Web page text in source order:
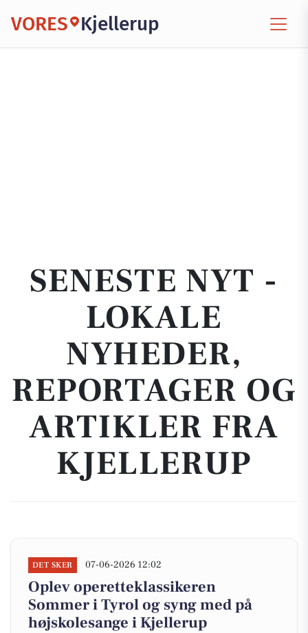
VORES Kjellerup
SENESTE NYT -
LOKALE
NYHEDER,
REPORTAGER OG
ARTIKLER FRA
KJELLERUP
DET SKER 07-06-2026 12:02
Oplev operetteklassikeren
Sommer i Tyrol og syng med på
højskolesange i Kjellerup